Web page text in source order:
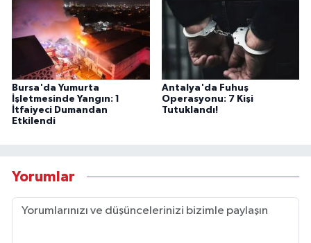
Bursa'da Yumurta
İşletmesinde Yangın: 1
İtfaiyeci Dumandan
Etkilendi
Antalya'da Fuhuş
Operasyonu: 7 Kişi
Tutuklandı!
Yorumlar